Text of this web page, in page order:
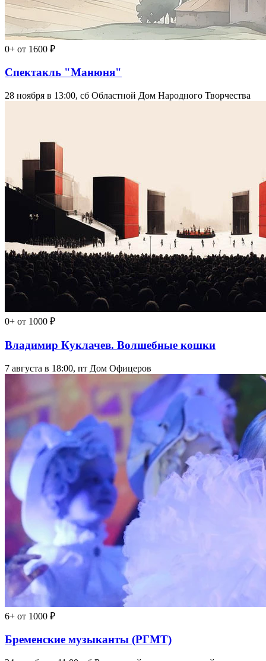
0+ от 1600 ₽
Спектакль "Манюня"
28 ноября в 13:00, сб Областной Дом Народного Творчества
0+ от 1000 ₽
Владимир Куклачев. Волшебные кошки
7 августа в 18:00, пт Дом Офицеров
6+ от 1000 ₽
Бременские музыканты (РГМТ)